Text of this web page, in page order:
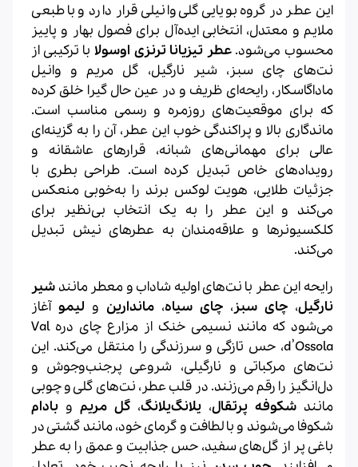
این عطر در گروه بویایی گلی وانیلی قرار دارد و با طبعی
ملایم و معتدل، انتخابی ایده‌آل برای فصول بهار و پاییز
محسوب می‌شود.عطر تیزیانا ترنزی اوسولا با ترکیبی از
نت‌های چای سبز، شیر نارگیل، گل مریم و وانیل
ماداگاسکار، رایحه‌ای ظریف و در عین حال گیرا خلق کرده
که برای موقعیت‌های روزمره و رسمی مناسب است.
ماندگاری بالا و پراکندگی خوب این عطر، آن را به گزینه‌ای
عالی برای مهمانی‌های شبانه، قرارهای عاشقانه و
رویدادهای خاص تبدیل کرده است. طراحی بطری با
جزئیات طلایی، هویت لوکس برند را به‌خوبی منعکس
می‌کند و این عطر را به یک انتخاب بی‌نظیر برای
کلکسیونرها و علاقه‌مندان به عطرهای نیش تبدیل
می‌کند.
رایحه این عطر با نت‌های اولیه شاداب و معطر مانند شیر
نارگیل،چای سبز،چای سیاه، ماندارین و لیموآغاز
می‌شود که مانند نسیمی خنک از مزارع چای دره Val
d’Ossola، حس تازگی و سرزندگی را منتقل می‌کند. این
نت‌های مرکباتی و نارگیلی، شروعی پرجنب‌وجوش و
دل‌انگیز را رقم می‌زنند. در قلب عطر، نت‌های گلی و چوبی
مانندشکوفه پرتقال، یلانگ‌یلانگ، گل مریمو بادام
شکوفا می‌شوند و با لطافت و گرمای خود، مانند گشتی در
باغی پر از گل‌های سفید، حس جذابیت و عمق را به عطر